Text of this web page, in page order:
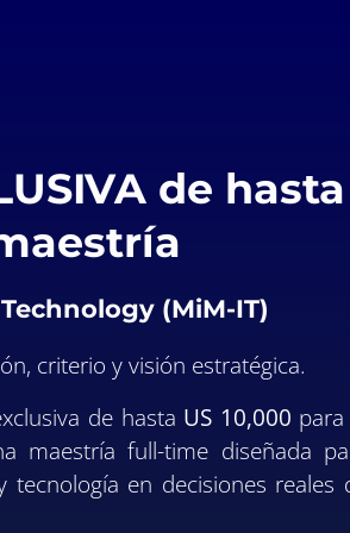
de hasta
(MiM-IT)
criterio y visión estratégica.
de hasta US 10,000
maestría full-time diseñada
en decisiones reales